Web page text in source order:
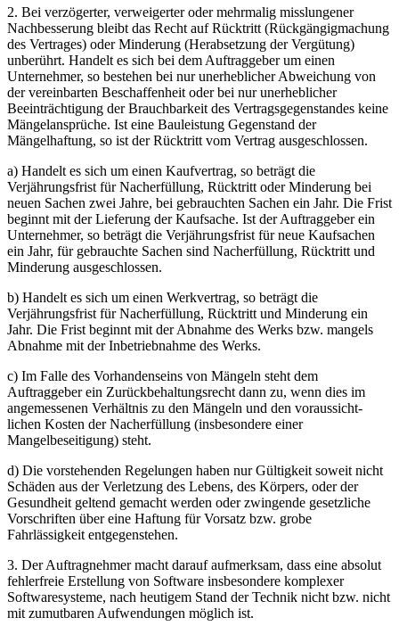
2. Bei verzögerter, verweigerter oder mehrmalig misslungener
Nachbesserung bleibt das Recht auf Rücktritt (Rückgängigmachung
des Vertrages) oder Minderung (Herabsetzung der Vergütung)
unberührt. Handelt es sich bei dem Auftraggeber um einen
Unternehmer, so bestehen bei nur unerheblicher Abweichung von
der vereinbarten Beschaffenheit oder bei nur unerheblicher
Beeinträchtigung der Brauchbarkeit des Vertragsgegenstandes keine
Mängelansprüche. Ist eine Bauleistung Gegenstand der
Mängelhaftung, so ist der Rücktritt vom Vertrag ausgeschlossen.
a) Handelt es sich um einen Kaufvertrag, so beträgt die
Verjährungsfrist für Nacherfüllung, Rücktritt oder Minderung bei
neuen Sachen zwei Jahre, bei gebrauchten Sachen ein Jahr. Die Frist
beginnt mit der Lieferung der Kaufsache. Ist der Auftraggeber ein
Unternehmer, so beträgt die Verjährungsfrist für neue Kaufsachen
ein Jahr, für gebrauchte Sachen sind Nacherfüllung, Rücktritt und
Minderung ausgeschlossen.
b) Handelt es sich um einen Werkvertrag, so beträgt die
Verjährungsfrist für Nacherfüllung, Rücktritt und Minderung ein
Jahr. Die Frist beginnt mit der Abnahme des Werks bzw. mangels
Abnahme mit der Inbetriebnahme des Werks.
c) Im Falle des Vorhandenseins von Mängeln steht dem
Auftraggeber ein Zurückbehaltungsrecht dann zu, wenn dies im
angemessenen Verhältnis zu den Mängeln und den voraussicht-
lichen Kosten der Nacherfüllung (insbesondere einer
Mangelbeseitigung) steht.
d) Die vorstehenden Regelungen haben nur Gültigkeit soweit nicht
Schäden aus der Verletzung des Lebens, des Körpers, oder der
Gesundheit geltend gemacht werden oder zwingende gesetzliche
Vorschriften über eine Haftung für Vorsatz bzw. grobe
Fahrlässigkeit entgegenstehen.
3. Der Auftragnehmer macht darauf aufmerksam, dass eine absolut
fehlerfreie Erstellung von Software insbesondere komplexer
Softwaresysteme, nach heutigem Stand der Technik nicht bzw. nicht
mit zumutbaren Aufwendungen möglich ist.